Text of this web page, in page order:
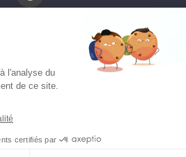
légales
à à Toulon (83000) et à Paris
l'analyse du
de ce site.
certifiés par